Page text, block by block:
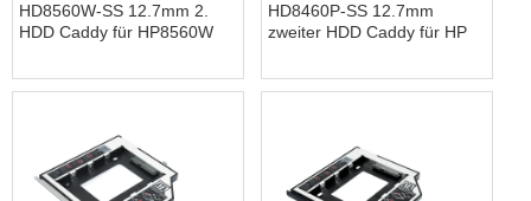
HD8560W-SS 12.7mm 2.
HDD Caddy für HP8560W
HD8460P-SS 12.7mm
zweiter HDD Caddy für HP